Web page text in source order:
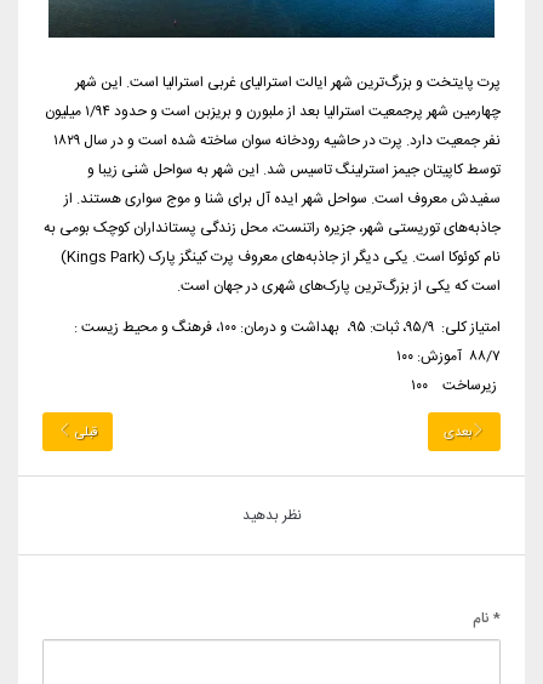
پرت پایتخت و بزرگ‌ترین شهر ایالت استرالیای غربی استرالیا است. این شهر
چهارمین شهر پرجمعیت استرالیا بعد از ملبورن و بریزبن است و حدود ۱/۹۴ میلیون
نفر جمعیت دارد. پرت در حاشیه رودخانه سوان ساخته شده است و در سال ۱۸۲۹
توسط کاپیتان جیمز استرلینگ تاسیس شد. این شهر به سواحل شنی زیبا و
سفیدش معروف است. سواحل شهر ایده آل برای شنا و موج سواری هستند. از
جاذبه‌های توریستی شهر، جزیره راتنست، محل زندگی پستانداران کوچک بومی به
نام کوئوکا است. یکی دیگر از جاذبه‌های معروف پرت کینگز پارک (Kings Park)
است که یکی از بزرگ‌ترین پارک‌های شهری در جهان است.
امتیاز کلی: ۹۵/۹، ثبات: ۹۵، بهداشت و درمان: ۱۰۰، فرهنگ و محیط زیست :
۸۸/۷ آموزش: ۱۰۰
زیرساخت ۱۰۰
بعدی قبلی
نظر بدهید
* نام